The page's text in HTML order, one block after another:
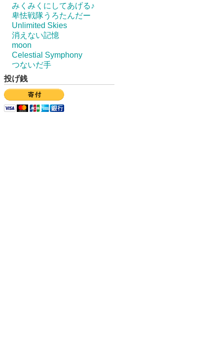
みくみくにしてあげる♪
卑怯戦隊うろたんだー
Unlimited Skies
消えない記憶
moon
Celestial Symphony
つないだ手
投げ銭